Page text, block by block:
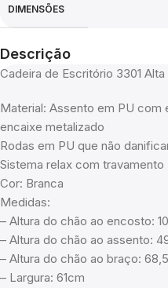
DIMENSÕES
Descrição
Cadeira de Escritório 3301 Alta
Material: Assento em PU com
encaixe metalizado
Rodas em PU que não
Sistema relax com travamento
Cor: Branca
Medidas:
– Altura do chão ao encosto:
– Altura do chão ao assento:
– Altura do chão ao braço:
– Largura: 61cm